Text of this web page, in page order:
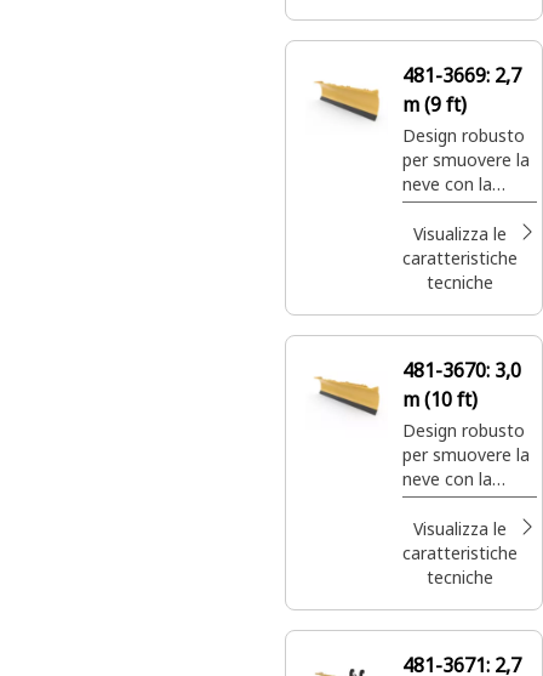
481-3669: 2,7
m (9 ft)
Design robusto
per smuovere la
neve con la
massima
efficienza e
potenza.
Visualizza le
caratteristiche
tecniche
481-3670: 3,0
m (10 ft)
Design robusto
per smuovere la
neve con la
massima
efficienza e
potenza.
Visualizza le
caratteristiche
tecniche
481-3671: 2,7